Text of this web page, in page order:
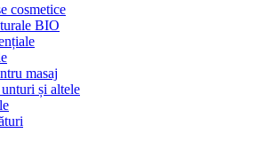
cosmetice
BIO
masaj
și altele